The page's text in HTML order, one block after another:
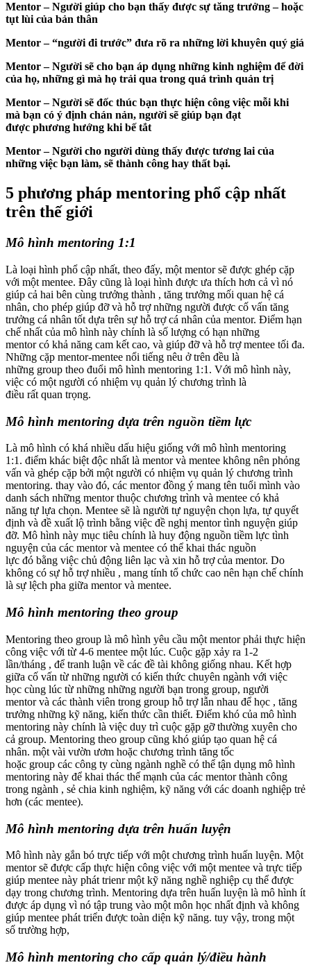
Mentor – Người giúp cho bạn thấy được sự tăng trưởng – hoặc
tụt lùi của bản thân
Mentor – “người đi trước” đưa rõ ra những lời khuyên quý giá
Mentor – Người sẽ cho bạn áp dụng những kinh nghiệm để đời
của họ, những gì mà họ trải qua trong quá trình quản trị
Mentor – Người sẽ đốc thúc bạn thực hiện công việc mỗi khi
mà bạn có ý định chán nản, người sẽ giúp bạn đạt
được phương hướng khi bế tắt
Mentor – Người cho người dùng thấy được tương lai của
những việc bạn làm, sẽ thành công hay thất bại.
5 phương pháp mentoring phổ cập nhất
trên thế giới
Mô hình mentoring 1:1
Là loại hình phổ cập nhất, theo đấy, một mentor sẽ được ghép cặp
với một mentee. Đây cũng là loại hình được ưa thích hơn cả vì nó
giúp cả hai bên cùng trưởng thành , tăng trưởng mối quan hệ cá
nhân, cho phép giúp đỡ và hỗ trợ những người được cố vấn tăng
trưởng cá nhân tốt dựa trên sự hỗ trợ cá nhân của mentor. Điểm hạn
chế nhất của mô hình này chính là số lượng có hạn những
mentor có khả năng cam kết cao, và giúp đỡ và hỗ trợ mentee tối đa.
Những cặp mentor-mentee nổi tiếng nêu ở trên đều là
những group theo đuổi mô hình mentoring 1:1. Với mô hình này,
việc có một người có nhiệm vụ quản lý chương trình là
điều rất quan trọng.
Mô hình mentoring dựa trên nguồn tiềm lực
Là mô hình có khá nhiều dấu hiệu giống với mô hình mentoring
1:1. điểm khác biệt độc nhất là mentor và mentee không nên phỏng
vấn và ghép cặp bởi một người có nhiệm vụ quản lý chương trình
mentoring. thay vào đó, các mentor đồng ý mang tên tuổi mình vào
danh sách những mentor thuộc chương trình và mentee có khả
năng tự lựa chọn. Mentee sẽ là người tự nguyện chọn lựa, tự quyết
định và đề xuất lộ trình bằng việc đề nghị mentor tình nguyện giúp
đỡ. Mô hình này mục tiêu chính là huy động nguồn tiềm lực tình
nguyện của các mentor và mentee có thể khai thác nguồn
lực đó bằng việc chủ động liên lạc và xin hỗ trợ của mentor. Do
không có sự hỗ trợ nhiều , mang tính tổ chức cao nên hạn chế chính
là sự lệch pha giữa mentor và mentee.
Mô hình mentoring theo group
Mentoring theo group là mô hình yêu cầu một mentor phải thực hiện
công việc với từ 4-6 mentee một lúc. Cuộc gặp xảy ra 1-2
lần/tháng , để tranh luận về các đề tài không giống nhau. Kết hợp
giữa cố vấn từ những người có kiến thức chuyên ngành với việc
học cùng lúc từ những những người bạn trong group, người
mentor và các thành viên trong group hỗ trợ lẫn nhau để học , tăng
trưởng những kỹ năng, kiến thức cần thiết. Điểm khó của mô hình
mentoring này chính là việc duy trì cuộc gặp gỡ thường xuyên cho
cả group. Mentoring theo group cũng khó giúp tạo quan hệ cá
nhân. một vài vườn ươm hoặc chương trình tăng tốc
hoặc group các công ty cùng ngành nghề có thể tận dụng mô hình
mentoring này để khai thác thế mạnh của các mentor thành công
trong ngành , sẻ chia kinh nghiệm, kỹ năng với các doanh nghiệp trẻ
hơn (các mentee).
Mô hình mentoring dựa trên huấn luyện
Mô hình này gắn bó trực tiếp với một chương trình huấn luyện. Một
mentor sẽ được cấp thực hiện công việc với một mentee và trực tiếp
giúp mentee này phát trienr một kỹ năng nghề nghiệp cụ thể được
dạy trong chương trình. Mentoring dựa trên huấn luyện là mô hình ít
được áp dụng vì nó tập trung vào một môn học nhất định và không
giúp mentee phát triển được toàn diện kỹ năng. tuy vậy, trong một
số trường hợp,
Mô hình mentoring cho cấp quản lý/điều hành